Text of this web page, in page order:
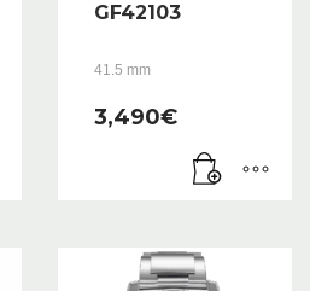
GF42103
41.5 mm
3,490€